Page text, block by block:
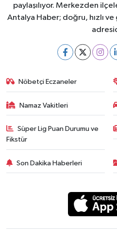
paylaşılıyor. Merkezden
Antalya Haber; doğru, hızlı
Nöbetçi Eczaneler
Namaz Vakitleri
Süper Lig Puan Durumu ve
Fikstür
Son Dakika Haberleri